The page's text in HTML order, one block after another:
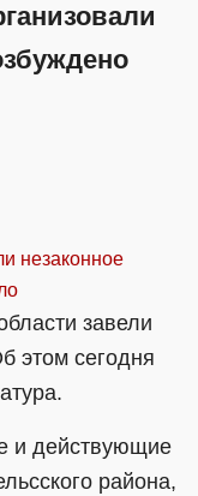
завели
этом сегодня
и действующие
района,